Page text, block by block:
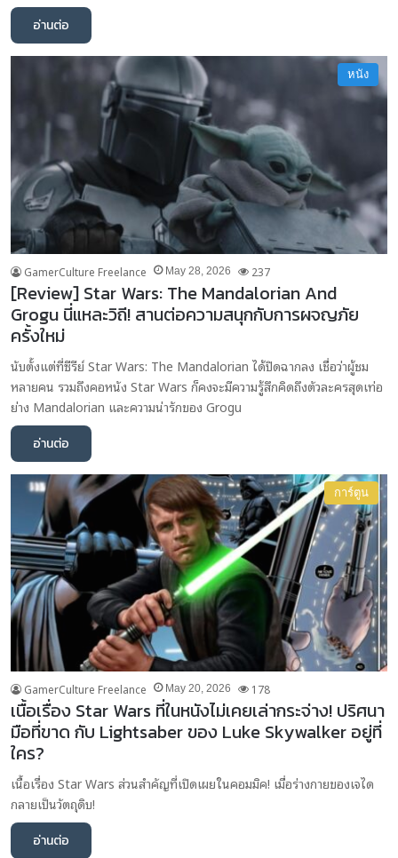
อ่านต่อ
หนัง
GamerCulture Freelance May 28, 2026 237
[Review] Star Wars: The Mandalorian And
Grogu นี่แหละวิถี! สานต่อความสนุกกับการผจญภัย
ครั้งใหม่
นับตั้งแต่ที่ซีรีย์ Star Wars: The Mandalorian ได้ปิดฉากลง เชื่อว่าผู้ชม
หลายคน รวมถึงคอหนัง Star Wars ก็คงจะมีความรู้สึกคิดถึงตัวละครสุดเท่อ
ย่าง Mandalorian และความน่ารักของ Grogu
อ่านต่อ
การ์ตูน
GamerCulture Freelance May 20, 2026 178
เนื้อเรื่อง Star Wars ที่ในหนังไม่เคยเล่ากระจ่าง! ปริศนา
มือที่ขาด กับ Lightsaber ของ Luke Skywalker อยู่ที่
ใคร?
เนื้อเรื่อง Star Wars ส่วนสำคัญที่เปิดเผยในคอมมิค! เมื่อร่างกายของเจได
กลายเป็นวัตถุดิบ!
อ่านต่อ